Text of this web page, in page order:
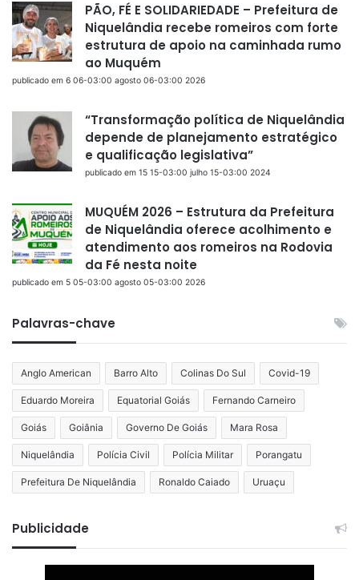
PÃO, FÉ E SOLIDARIEDADE – Prefeitura de
Niquelândia recebe romeiros com forte
estrutura de apoio na caminhada rumo
ao Muquém
publicado em 6 06-03:00 agosto 06-03:00 2026
“Transformação política de Niquelândia
depende de planejamento estratégico
e qualificação legislativa”
publicado em 15 15-03:00 julho 15-03:00 2024
MUQUÉM 2026 – Estrutura da Prefeitura
de Niquelândia oferece acolhimento e
atendimento aos romeiros na Rodovia
da Fé nesta noite
publicado em 5 05-03:00 agosto 05-03:00 2026
Palavras-chave
Anglo American Barro Alto Colinas Do Sul Covid-19
Eduardo Moreira Equatorial Goiás Fernando Carneiro
Goiás Goiânia Governo De Goiás Mara Rosa
Niquelândia Polícia Civil Polícia Militar Porangatu
Prefeitura De Niquelândia Ronaldo Caiado Uruaçu
Publicidade